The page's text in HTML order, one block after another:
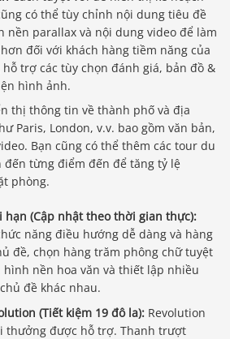
có thể tùy chỉnh nội dung tiêu đề
nền parallax và nội dung video để làm
đối với khách hàng tiềm năng của
hỗ trợ các tùy chọn đánh giá, bản đồ &
hình ảnh.
thị thông tin về thành phố và địa
Paris, London, v.v. bao gồm văn bản,
Bạn cũng có thể thêm các tour du
đến từng điểm đến để tăng tỷ lệ
phòng.
hạn (Cập nhật theo thời gian thực):
năng điều hướng dễ dàng và hàng
đề, chọn hàng trăm phông chữ tuyệt
nền hoa văn và thiết lập nhiều
đề khác nhau.
(Tiết kiệm 19 đô la): Revolution
thưởng được hỗ trợ. Thanh trượt